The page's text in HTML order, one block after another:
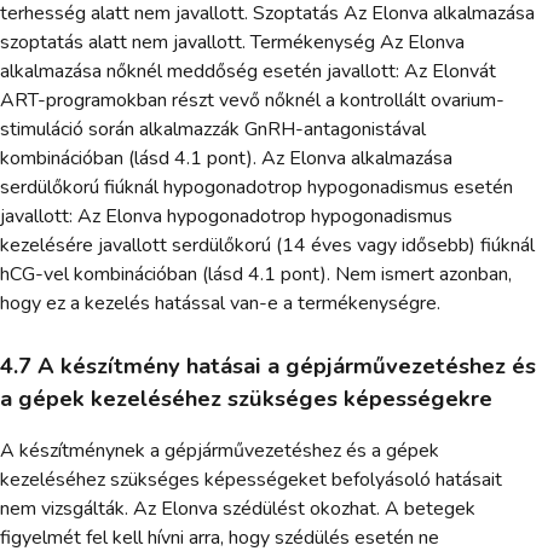
terhesség alatt nem javallott. Szoptatás Az Elonva alkalmazása
szoptatás alatt nem javallott. Termékenység Az Elonva
alkalmazása nőknél meddőség esetén javallott: Az Elonvát
ART-programokban részt vevő nőknél a kontrollált ovarium-
stimuláció során alkalmazzák GnRH-antagonistával
kombinációban (lásd 4.1 pont). Az Elonva alkalmazása
serdülőkorú fiúknál hypogonadotrop hypogonadismus esetén
javallott: Az Elonva hypogonadotrop hypogonadismus
kezelésére javallott serdülőkorú (14 éves vagy idősebb) fiúknál
hCG-vel kombinációban (lásd 4.1 pont). Nem ismert azonban,
hogy ez a kezelés hatással van-e a termékenységre.
4.7 A készítmény hatásai a gépjárművezetéshez és
a gépek kezeléséhez szükséges képességekre
A készítménynek a gépjárművezetéshez és a gépek
kezeléséhez szükséges képességeket befolyásoló hatásait
nem vizsgálták. Az Elonva szédülést okozhat. A betegek
figyelmét fel kell hívni arra, hogy szédülés esetén ne